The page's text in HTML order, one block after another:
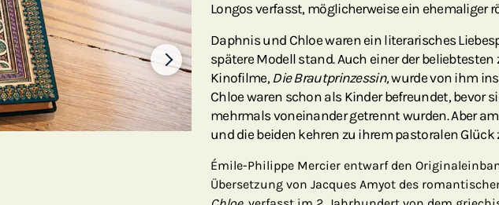
Longos verfasst, möglicherweise ein ehemaliger
Daphnis und Chloe waren ein literarisches
spätere Modell stand. Auch einer der
Kinofilme, Die Brautprinzessin,wurde von ihm
Chloe waren schon als Kinder befreundet, bevor
mehrmals voneinander getrennt wurden. Aber am
und die beiden kehren zu ihrem pastoralen Glück
Émile-Philippe Mercier entwarf den
Übersetzung von Jacques Amyot des